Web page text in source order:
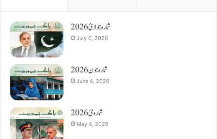
شمارہ جولائ 2026
July 6, 2026
شمارہ جون 2026
June 4, 2026
شمارہ مئ 2026
May 4, 2026